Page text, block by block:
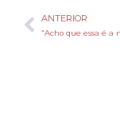
Anterior
ANTERIOR